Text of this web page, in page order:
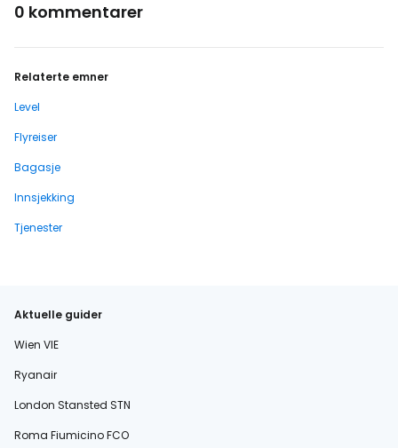
0 kommentarer
Relaterte emner
Level
Flyreiser
Bagasje
Innsjekking
Tjenester
Aktuelle guider
Wien VIE
Ryanair
London Stansted STN
Roma Fiumicino FCO